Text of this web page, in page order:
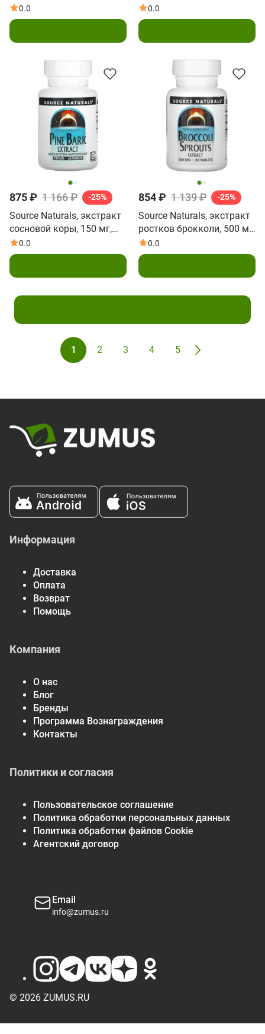
таблеток
0.0
таблеток
0.0
875 ₽ 1 166 ₽ -25%
Source Naturals, экстракт
сосновой коры, 150 мг,
60 таблеток
0.0
854 ₽ 1 139 ₽ -25%
Source Naturals, экстракт
ростков брокколи, 500 мг,
30 таблеток (250 мг в 1
таблетке)
0.0
1 2 3 4 5
Информация
Доставка
Оплата
Возврат
Помощь
Компания
О нас
Блог
Бренды
Программа Вознаграждения
Контакты
Политики и согласия
Пользовательское соглашение
Политика обработки персональных данных
Политика обработки файлов Cookie
Агентский договор
Email
info@zumus.ru
© 2026 ZUMUS.RU